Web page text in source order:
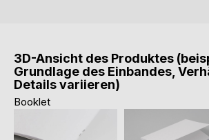
3D-Ansicht des Produktes
Grundlage des Einbandes,
Details variieren)
Booklet